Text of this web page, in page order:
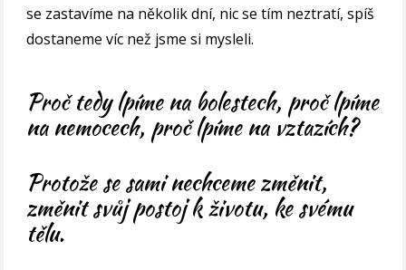
se zastavíme na několik dní, nic se tím neztratí, spíš
dostaneme víc než jsme si mysleli.
Proč tedy lpíme na bolestech, proč lpíme
na nemocech, proč lpíme na vztazích?
Protože se sami nechceme změnit,
změnit svůj postoj k životu, ke svému
tělu.